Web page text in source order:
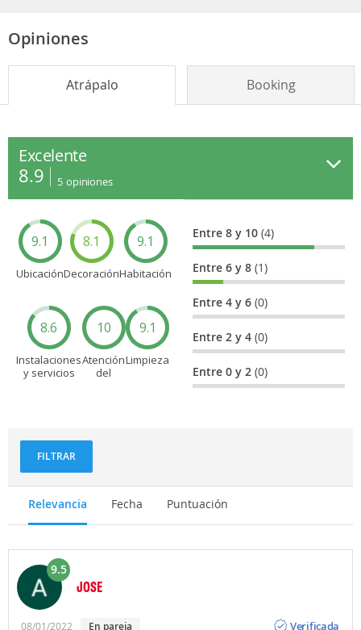
Opiniones
Atrápalo Booking
Excelente
8.9 5 opiniones
9.1
Ubicación
8.1
Decoración
9.1
Habitación
8.6
Instalaciones
y servicios
10
Atención
del
9.1
Limpieza
Entre 8 y 10(4)
Entre 6 y 8(1)
Entre 4 y 6(0)
Entre 2 y 4(0)
Entre 0 y 2(0)
FILTRAR
Relevancia Fecha Puntuación
9.5
JOSE
08/01/2022 En pareja
Verificada